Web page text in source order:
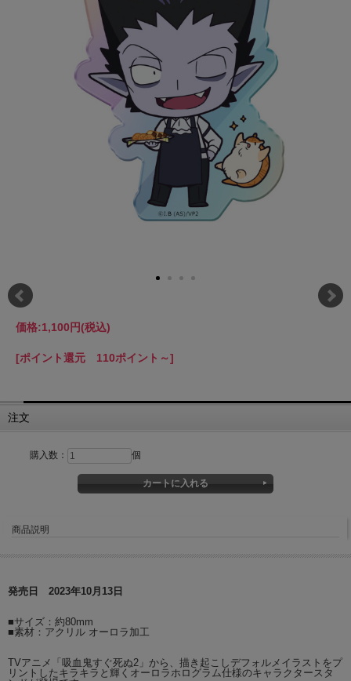
価格:1,100円(税込)
[ポイント還元 110ポイント～]
注文
購入数： 個
商品説明
発売日 2023年10月13日
■サイズ：約80mm
■素材：アクリル オーロラ加工
TVアニメ「吸血鬼すぐ死ぬ2」から、描き起こしデフォルメイラストをプ
リントしたキラキラと輝くオーロラホログラム仕様のキャラクタースタ